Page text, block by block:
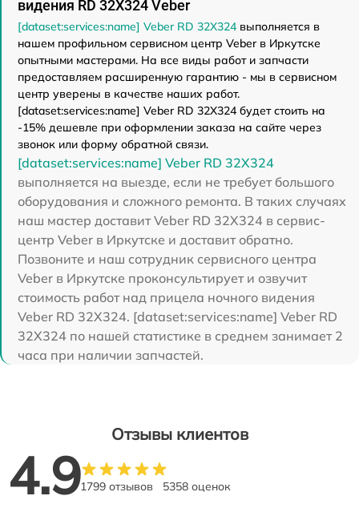
видения RD 32X324 Veber
[dataset:services:name] Veber RD 32X324 выполняется в
нашем профильном сервисном центр Veber в Иркутске
опытными мастерами. На все виды работ и запчасти
предоставляем расширенную гарантию - мы в сервисном
центр уверены в качестве наших работ.
[dataset:services:name] Veber RD 32X324 будет стоить на
-15% дешевле при оформлении заказа на сайте через
звонок или форму обратной связи.
[dataset:services:name] Veber RD 32X324
выполняется на выезде, если не требует большого
оборудования и сложного ремонта. В таких случаях
наш мастер доставит Veber RD 32X324 в сервис-
центр Veber в Иркутске и доставит обратно.
Позвоните и наш сотрудник сервисного центра
Veber в Иркутске проконсультирует и озвучит
стоимость работ над прицела ночного видения
Veber RD 32X324. [dataset:services:name] Veber RD
32X324 по нашей статистике в среднем занимает 2
часа при наличии запчастей.
Отзывы клиентов
4.91799 отзывов 5358 оценок